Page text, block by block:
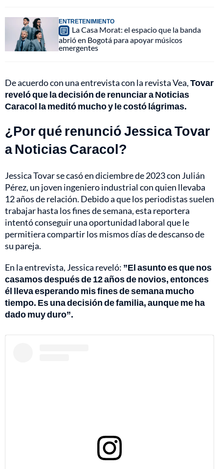
ENTRETENIMIENTO
La Casa Morat: el espacio que la banda
abrió en Bogotá para apoyar músicos
emergentes
De acuerdo con una entrevista con la revista Vea,Tovar
reveló que la decisión de renunciar a Noticias
Caracol la meditó mucho y le costó lágrimas.
¿Por qué renunció Jessica Tovar
a Noticias Caracol?
Jessica Tovar se casó en diciembre de 2023 con Julián
Pérez, un joven ingeniero industrial con quien llevaba
12 años de relación. Debido a que los periodistas suelen
trabajar hasta los fines de semana, esta reportera
intentó conseguir una oportunidad laboral que le
permitiera compartir los mismos días de descanso de
su pareja.
En la entrevista, Jessica reveló: ”El asunto es que nos
casamos después de 12 años de novios, entonces
él lleva esperando mis fines de semana mucho
tiempo. Es una decisión de familia, aunque me ha
dado muy duro”.